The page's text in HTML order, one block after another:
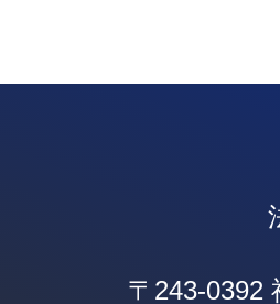
〒243-0392